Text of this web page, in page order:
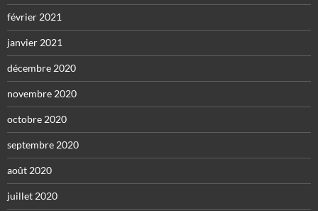
février 2021
janvier 2021
décembre 2020
novembre 2020
octobre 2020
septembre 2020
août 2020
juillet 2020